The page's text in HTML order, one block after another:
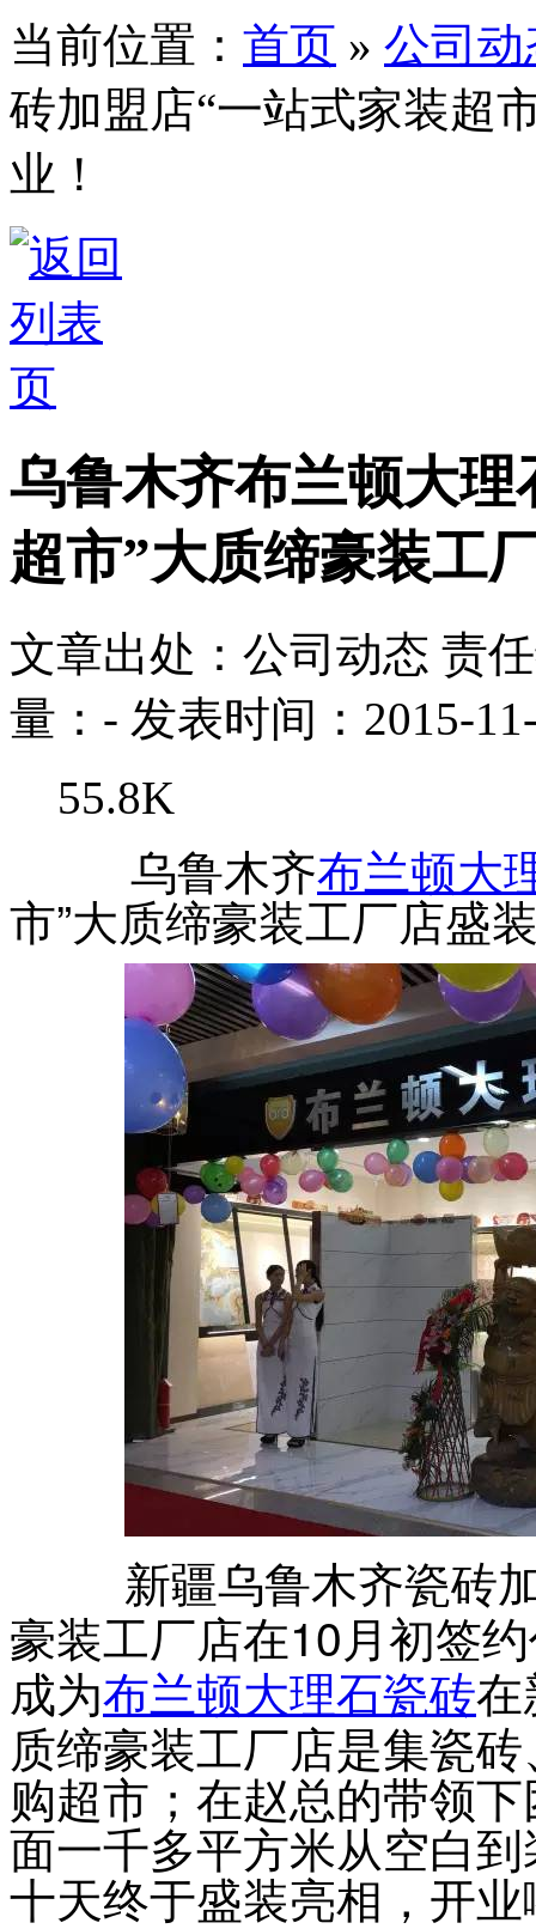
当前位置： 首页 » 公司动
砖加盟店“一站式家装超
业！
乌鲁木齐布兰顿大
超市”大质缔豪装工
文章出处：公司动态 责
量： - 发表时间：2015-
55.8K
乌鲁木齐布兰顿大
市”大质缔豪装工厂店盛
新疆乌鲁木齐瓷砖
豪装工厂店在10 月初签
成为布兰顿大理石瓷砖在
质缔豪装工厂店是集瓷
购超市；在赵总的带领
面一千多平方米从空白
十天终于盛装亮相，开业